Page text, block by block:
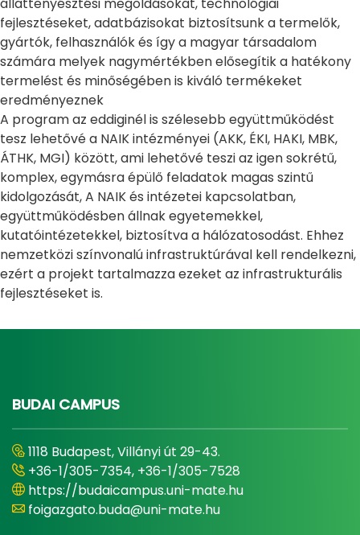
fejlesztéseket, adatbázisokat biztosítsunk a termelők,
gyártók, felhasználók és így a magyar társadalom
számára melyek nagymértékben elősegítik a hatékony
termelést és minőségében is kiváló termékeket
eredményeznek
A program az eddiginél is szélesebb együttműködést
tesz lehetővé a NAIK intézményei (AKK, ÉKI, HAKI, MBK,
ÁTHK, MGI) között, ami lehetővé teszi az igen sokrétű,
komplex, egymásra épülő feladatok magas szintű
kidolgozását, A NAIK és intézetei kapcsolatban,
együttműködésben állnak egyetemekkel,
kutatóintézetekkel, biztosítva a hálózatosodást. Ehhez
nemzetközi színvonalú infrastruktúrával kell rendelkezni,
ezért a projekt tartalmazza ezeket az infrastrukturális
fejlesztéseket is.
BUDAI CAMPUS
1118 Budapest, Villányi út 29-43.
+36-1/305-7354, +36-1/305-7528
https://budaicampus.uni-mate.hu
foigazgato.buda@uni-mate.hu